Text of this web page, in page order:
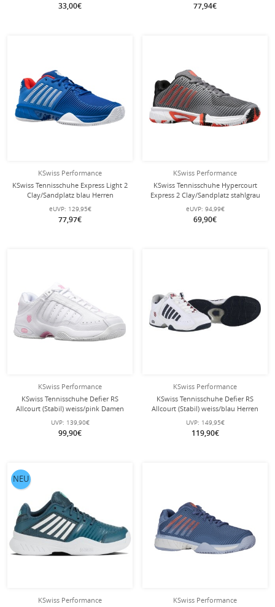
33,00€ 77,94€
KSwiss Performance
KSwiss Tennisschuhe Express Light 2
Clay/Sandplatz blau Herren
eUVP: 129,95€
77,97€
KSwiss Performance
KSwiss Tennisschuhe Hypercourt
Express 2 Clay/Sandplatz stahlgrau
Kinder
eUVP: 94,99€
69,90€
KSwiss Performance
KSwiss Tennisschuhe Defier RS
Allcourt (Stabil) weiss/pink Damen
UVP: 139,90€
99,90€
KSwiss Performance
KSwiss Tennisschuhe Defier RS
Allcourt (Stabil) weiss/blau Herren
UVP: 149,95€
119,90€
KSwiss Performance
NEU
KSwiss Performance